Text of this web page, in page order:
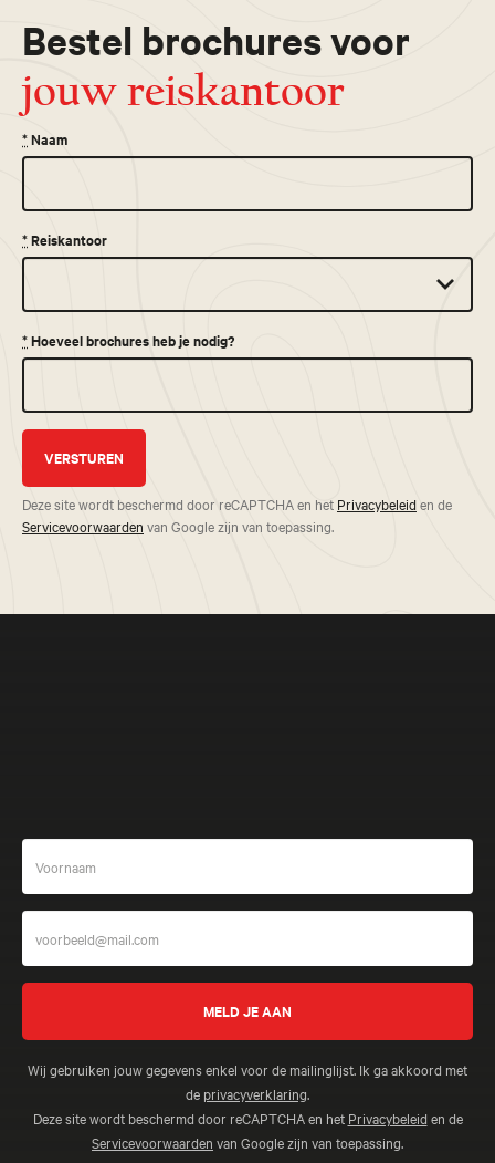
Bestel brochures voor
jouw reiskantoor
*Naam
*Reiskantoor
*Hoeveel brochures heb je nodig?
Deze site wordt beschermd door reCAPTCHA en het Privacybeleiden de
Servicevoorwaarden van Google zijn van toepassing.
Wij gebruiken jouw gegevens enkel voor de mailinglijst. Ik ga akkoord met
de privacyverklaring.
Deze site wordt beschermd door reCAPTCHA en het Privacybeleid en de
Servicevoorwaarden van Google zijn van toepassing.